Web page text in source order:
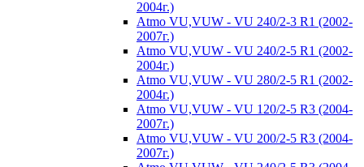
2004г.)
Atmo VU,VUW - VU 240/2-3 R1 (2002-
2007г.)
Atmo VU,VUW - VU 240/2-5 R1 (2002-
2004г.)
Atmo VU,VUW - VU 280/2-5 R1 (2002-
2004г.)
Atmo VU,VUW - VU 120/2-5 R3 (2004-
2007г.)
Atmo VU,VUW - VU 200/2-5 R3 (2004-
2007г.)